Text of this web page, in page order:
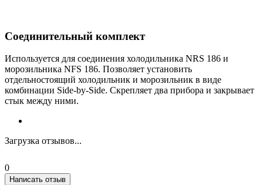
Соединительный комплект
Используется для соединения холодильника NRS 186 и
морозильника NFS 186. Позволяет установить
отдельностоящий холодильник и морозильник в виде
комбинации Side-by-Side. Скрепляет два прибора и закрывает
стык между ними.
Загрузка отзывов...
0
Написать отзыв